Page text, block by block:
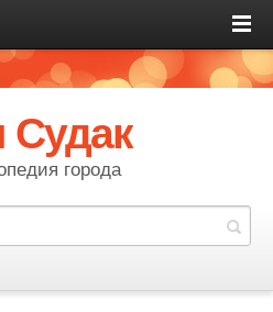
города